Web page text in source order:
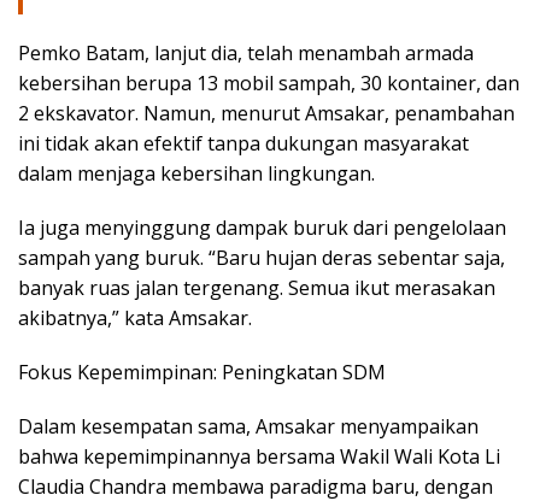
Pemko Batam, lanjut dia, telah menambah armada
kebersihan berupa 13 mobil sampah, 30 kontainer, dan
2 ekskavator. Namun, menurut Amsakar, penambahan
ini tidak akan efektif tanpa dukungan masyarakat
dalam menjaga kebersihan lingkungan.
Ia juga menyinggung dampak buruk dari pengelolaan
sampah yang buruk. “Baru hujan deras sebentar saja,
banyak ruas jalan tergenang. Semua ikut merasakan
akibatnya,” kata Amsakar.
Fokus Kepemimpinan: Peningkatan SDM
Dalam kesempatan sama, Amsakar menyampaikan
bahwa kepemimpinannya bersama Wakil Wali Kota Li
Claudia Chandra membawa paradigma baru, dengan